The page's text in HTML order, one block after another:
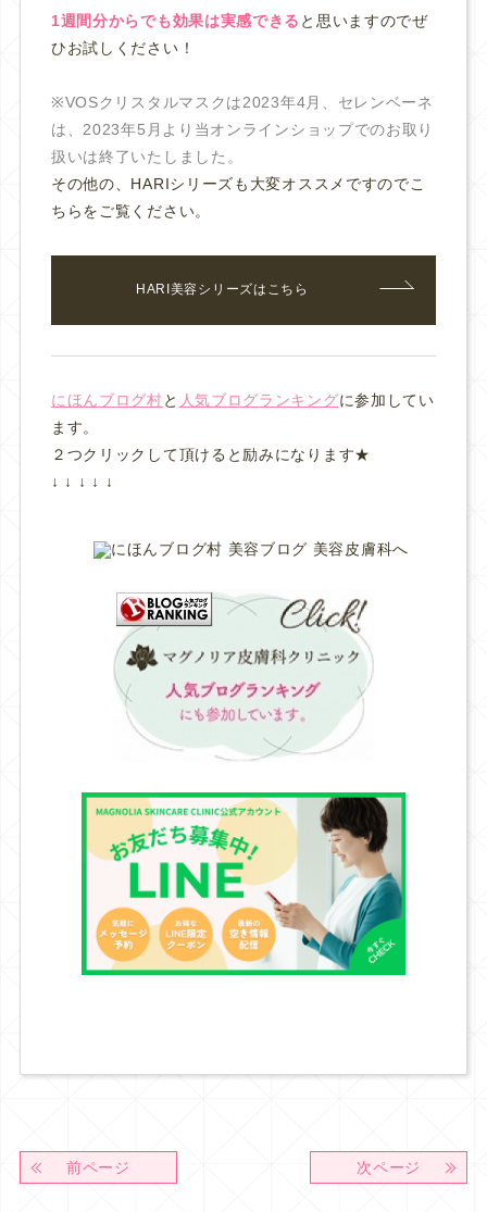
1週間分からでも効果は実感できる と思いますのでぜ
ひお試しください！
※VOSクリスタルマスクは2023年4月、セレンベーネ
は、2023年5月より当オンラインショップでのお取り
扱いは終了いたしました。
その他の、HARIシリーズも大変オススメですのでこ
ちらをご覧ください。
HARI美容シリーズはこちら
にほんブログ村と 人気ブログランキングに参加してい
ます。
２つクリックして頂けると励みになります★
↓ ↓ ↓ ↓ ↓
前ページ 次ページ